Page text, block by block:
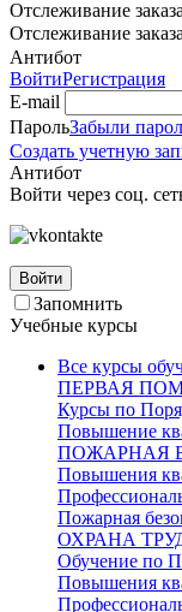
Отслеживание заказа
Отслеживание заказа
Антибот
ВойтиРегистрация
E-mail
ПарольЗабыли
Создать учетную
Антибот
Войти через соц.
Войти
Запомнить
Учебные курсы
Все курсы
ПЕРВАЯ
Курсы по
Повышение
ПОЖАРНАЯ
Повышения
Пожарная
ОХРАНА
Обучение по
Повышения